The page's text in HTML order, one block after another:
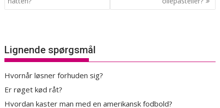
Lignende spørgsmål
Hvornår løsner forhuden sig?
Er røget kød råt?
Hvordan kaster man med en amerikansk fodbold?